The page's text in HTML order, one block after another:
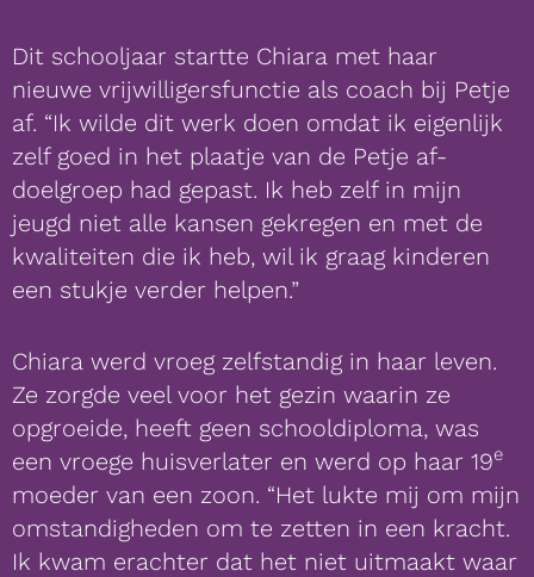
Dit schooljaar startte Chiara met haar
nieuwe vrijwilligersfunctie als coach bij Petje
af. “Ik wilde dit werk doen omdat ik eigenlijk
zelf goed in het plaatje van de Petje af-
doelgroep had gepast. Ik heb zelf in mijn
jeugd niet alle kansen gekregen en met de
kwaliteiten die ik heb, wil ik graag kinderen
een stukje verder helpen.”
Chiara werd vroeg zelfstandig in haar leven.
Ze zorgde veel voor het gezin waarin ze
opgroeide, heeft geen schooldiploma, was
een vroege huisverlater en werd op haar 19e
moeder van een zoon. “Het lukte mij om mijn
omstandigheden om te zetten in een kracht.
Ik kwam erachter dat het niet uitmaakt waar